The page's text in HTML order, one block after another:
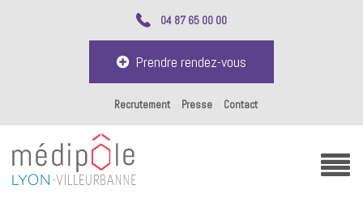
04 87 65 00 00
Prendre rendez-vous
Recrutement Presse Contact